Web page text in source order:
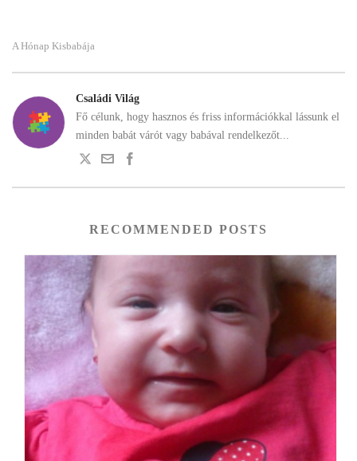
A Hónap Kisbabája
Családi Világ
Fő célunk, hogy hasznos és friss információkkal lássunk el
minden babát várót vagy babával rendelkezőt...
RECOMMENDED POSTS